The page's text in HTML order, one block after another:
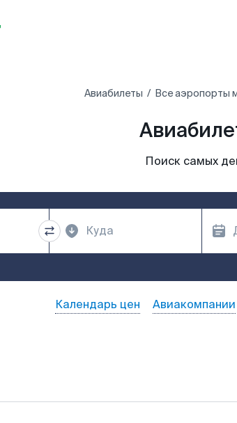
Авиабилеты Все аэропорты
Поиск самых
Календарь цен Авиакомпании